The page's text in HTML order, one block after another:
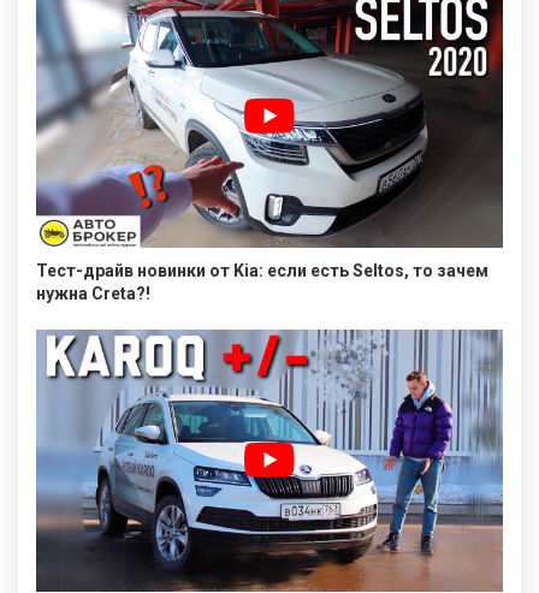
Тест-драйв новинки от Kia: если есть Seltos, то зачем
нужна Creta?!